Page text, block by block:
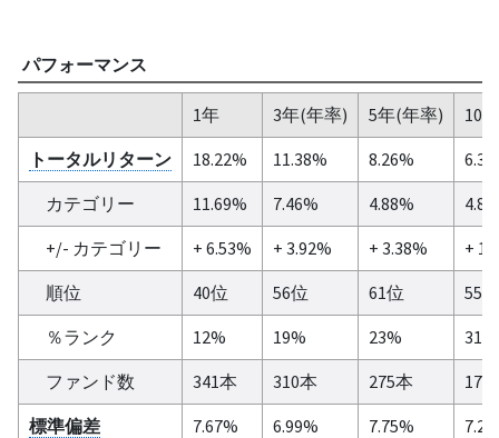
パフォーマンス
1年 3年(年率) 5年(年率)
10
トータルリターン
18.22% 11.38% 8.26%
カテゴリー
11.69% 7.46% 4.88%
+/- カテゴリー
+ 6.53% + 3.92% + 3.38%
+
順位
40位 56位 61位
55位
％ランク
12% 19% 23%
31%
ファンド数
341本 310本 275本
179
標準偏差
7.67% 6.99% 7.75%